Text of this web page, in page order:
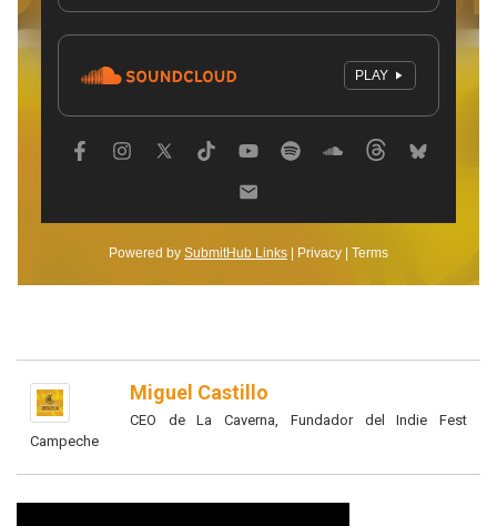
Miguel Castillo
CEO de La Caverna, Fundador del Indie Fest
Campeche